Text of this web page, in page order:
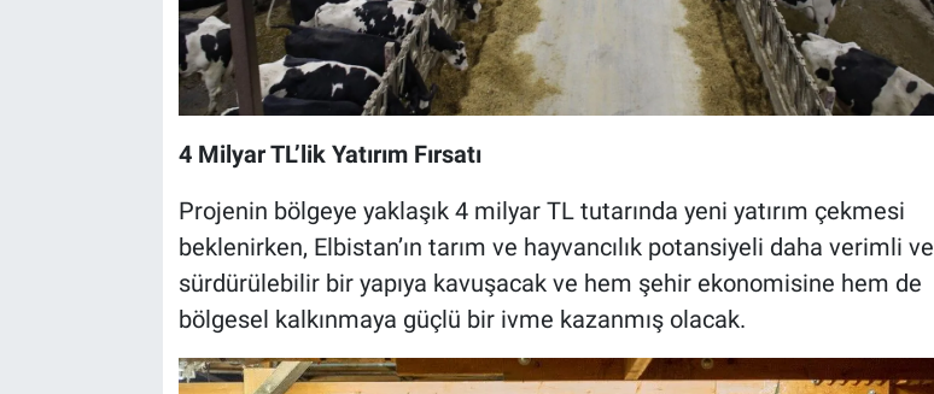
4 Milyar TL’lik Yatırım Fırsatı
Projenin bölgeye yaklaşık 4 milyar TL tutarında yeni yatırım çekmesi
beklenirken, Elbistan’ın tarım ve hayvancılık potansiyeli daha verimli ve
sürdürülebilir bir yapıya kavuşacak ve hem şehir ekonomisine hem de
bölgesel kalkınmaya güçlü bir ivme kazanmış olacak.